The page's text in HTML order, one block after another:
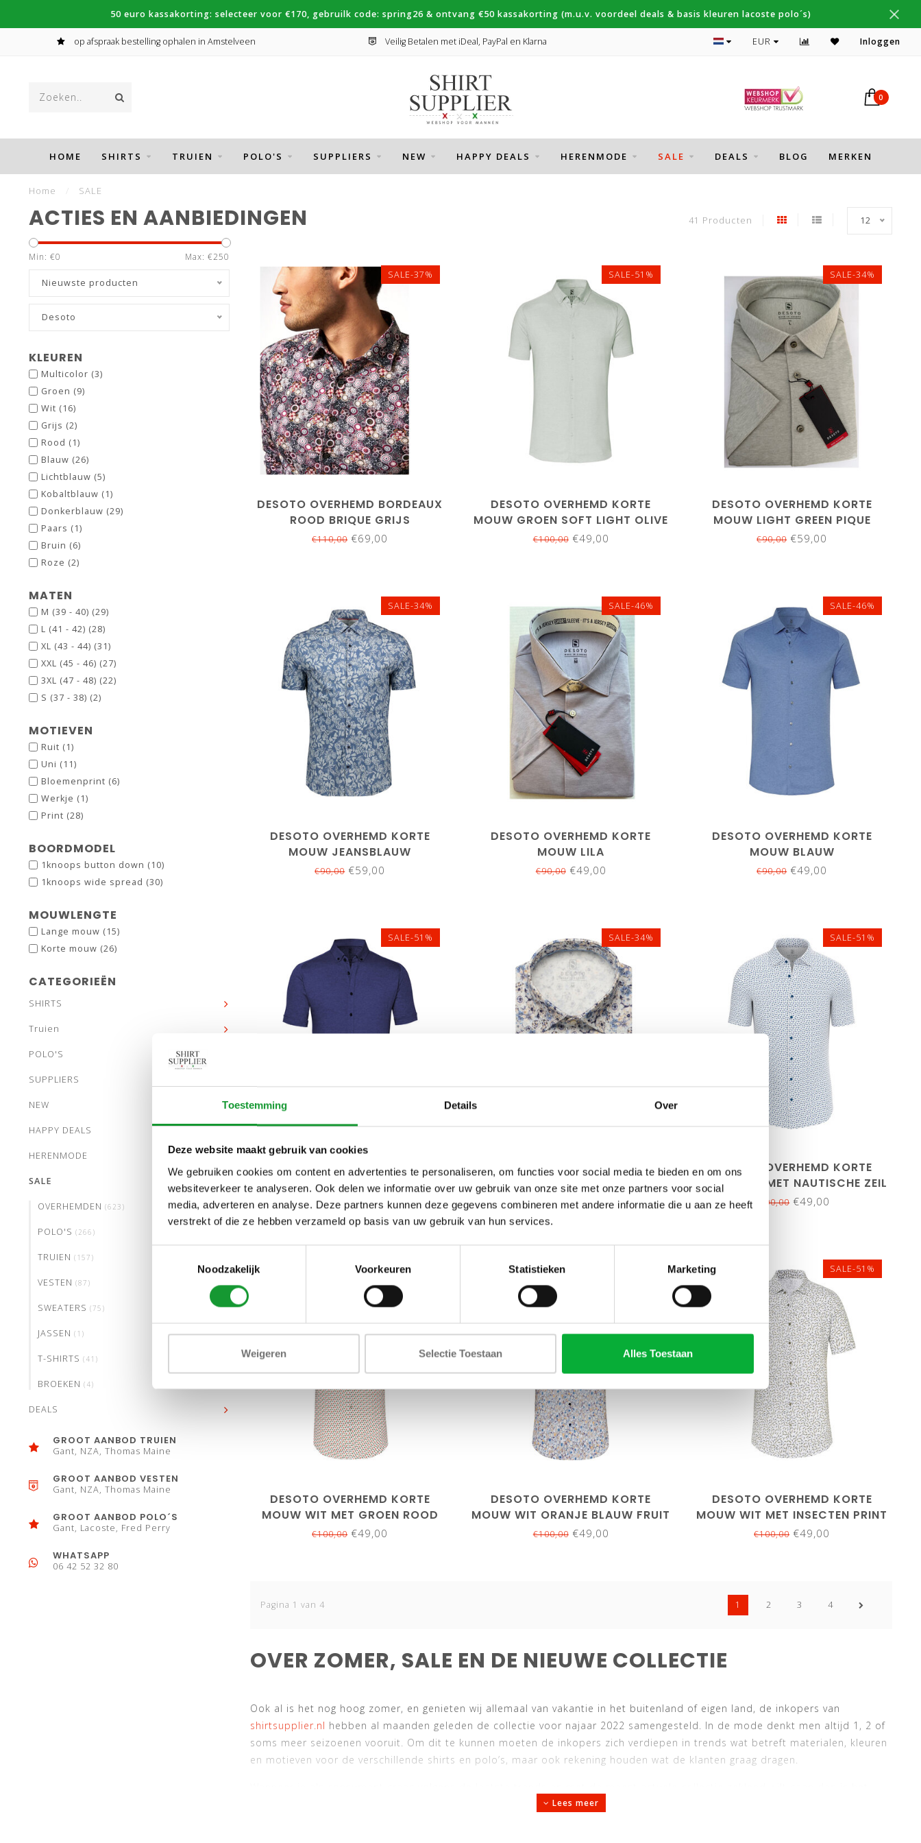
Toestemming Details Over
Deze website maakt gebruik van cookies
We gebruiken cookies om content en advertenties te personaliseren, om functies voor social media te bieden en om ons
websiteverkeer te analyseren. Ook delen we informatie over uw gebruik van onze site met onze partners voor social
media, adverteren en analyse. Deze partners kunnen deze gegevens combineren met andere informatie die u aan ze heeft
verstrekt of die ze hebben verzameld op basis van uw gebruik van hun services.
Noodzakelijk
Voorkeuren Statistieken Marketing
Weigeren Selectie Toestaan Alles Toestaan
50 euro kassakorting: selecteer voor €170, gebruilk code: spring26 & ontvang €50 kassakorting (m.u.v. voordeel deals & basis kleuren lacoste polo´s)
op afspraak bestelling ophalen in Amstelveen Veilig Betalen met iDeal, PayPal en Klarna Topmerken Thomas Maine, Cavallaro, Desoto
EUR Inloggen
0
HOME SHIRTS TRUIEN POLO'S SUPPLIERS NEW HAPPY DEALS HERENMODE SALE DEALS BLOG MERKEN
Home SALE
ACTIES EN AANBIEDINGEN 41 Producten 12
Min: €0 Max: €250
Nieuwste producten
Desoto
KLEUREN
Multicolor (3)
Groen (9)
Wit (16)
Grijs (2)
Rood (1)
Blauw (26)
Lichtblauw (5)
Kobaltblauw (1)
Donkerblauw (29)
Paars (1)
Bruin (6)
Roze (2)
MATEN
M (39 - 40) (29)
L (41 - 42) (28)
XL (43 - 44) (31)
XXL (45 - 46) (27)
3XL (47 - 48) (22)
S (37 - 38) (2)
MOTIEVEN
Ruit (1)
Uni (11)
Bloemenprint (6)
Werkje (1)
Print (28)
BOORDMODEL
1knoops button down (10)
1knoops wide spread (30)
MOUWLENGTE
Lange mouw (15)
Korte mouw (26)
CATEGORIEËN
SHIRTS
Truien
POLO'S
SUPPLIERS
NEW
HAPPY DEALS
HERENMODE
SALE
OVERHEMDEN (623)
POLO'S (266)
TRUIEN (157)
VESTEN (87)
SWEATERS (75)
JASSEN (1)
T-SHIRTS (41)
BROEKEN (4)
DEALS
GROOT AANBOD TRUIEN
Gant, NZA, Thomas Maine
GROOT AANBOD VESTEN
Gant, NZA, Thomas Maine
GROOT AANBOD POLO´S
Gant, Lacoste, Fred Perry
WHATSAPP
06 42 52 32 80
SALE-37%
XL
DESOTO OVERHEMD BORDEAUX
ROOD BRIQUE GRIJS
BLOEMENPRINT
€110,00€69,00
SALE-51%
DESOTO OVERHEMD KORTE
MOUW GROEN SOFT LIGHT OLIVE
PIQUE
€100,00€49,00
SALE-34%
DESOTO OVERHEMD KORTE
MOUW LIGHT GREEN PIQUE
€90,00€59,00
SALE-34%
L XL XXL
DESOTO OVERHEMD KORTE
MOUW JEANSBLAUW
BLOEMENPRINT
€90,00€59,00
SALE-46%
DESOTO OVERHEMD KORTE
MOUW LILA
€90,00€49,00
SALE-46%
DESOTO OVERHEMD KORTE
MOUW BLAUW
€90,00€49,00
SALE-51%
DESOTO OVERHEMD KORTE
MOUW INDIGO BLUE PIQUE
€100,00€49,00
SALE-34%
DESOTO OVERHEMD KORTE
MOUW BLAUW BEIGE
BLOEMENPRINT
€90,00€59,00
SALE-51%
XXL
DESOTO OVERHEMD KORTE
MOUW WIT MET NAUTISCHE ZEIL
BOOT PRINT
€100,00€49,00
SALE-51%
L XXL 3XL
DESOTO OVERHEMD KORTE
MOUW WIT MET GROEN ROOD
FIETSEN PRINT
€100,00€49,00
XL XXL
DESOTO OVERHEMD KORTE
MOUW WIT ORANJE BLAUW FRUIT
PRINT
€100,00€49,00
SALE-51%
L XL XXL
DESOTO OVERHEMD KORTE
MOUW WIT MET INSECTEN PRINT
€100,00€49,00
Pagina 1 van 4 1 2 3 4
OVER ZOMER, SALE EN DE NIEUWE COLLECTIE
Ook al is het nog hoog zomer, en genieten wij allemaal van vakantie in het buitenland of eigen land, de inkopers van
shirtsupplier.nl hebben al maanden geleden de collectie voor najaar 2022 samengesteld. In de mode denkt men altijd 1, 2 of
soms meer seizoenen vooruit. Om dit te kunnen moeten de inkopers zich verdiepen in trends wat betreft materialen, kleuren
en motieven voor de verschillende shirts en polo’s, maar ook rekening houden wat de klanten graag dragen.
te gaan shoppen voor kleding. Maar als je een bewuste en modieuze man bent die gekleed
Lees meer